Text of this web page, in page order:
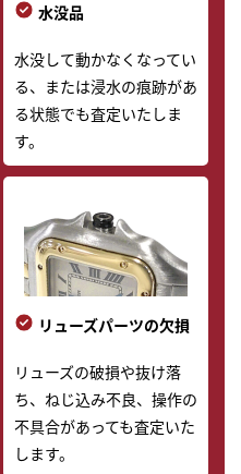
水没品
水没して動かなくなってい
る、または浸水の痕跡があ
る状態でも査定いたしま
す。
リューズパーツの欠損
リューズの破損や抜け落
ち、ねじ込み不良、操作の
不具合があっても査定いた
します。